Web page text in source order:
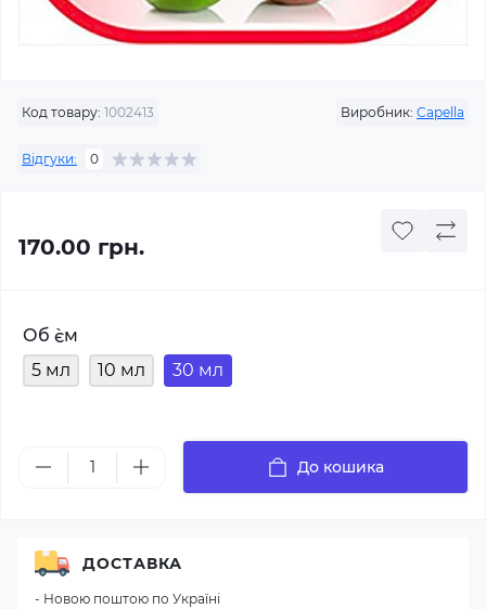
Код товару: 1002413 Виробник: Capella
Відгуки: 0
170.00 грн.
Об `єм
5 мл
10 мл 30 мл
До кошика
ДОСТАВКА
- Новою поштою по Україні